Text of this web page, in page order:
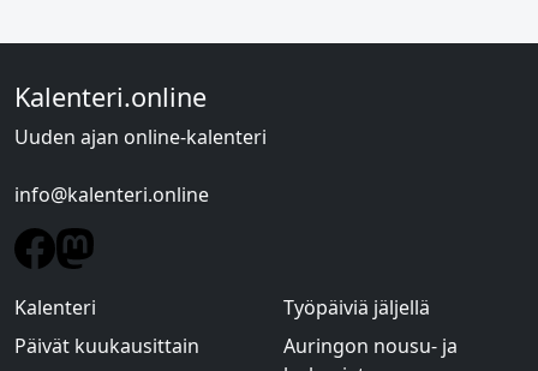
Kalenteri.online
Uuden ajan online-kalenteri
info@kalenteri.online
Kalenteri
Päivät kuukausittain
Työpäiviä jäljellä
Auringon nousu- ja